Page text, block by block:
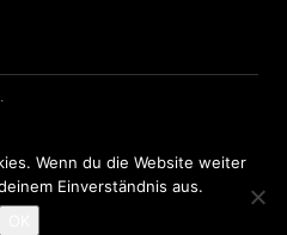
Wenn du die Website weiter
Einverständnis aus.